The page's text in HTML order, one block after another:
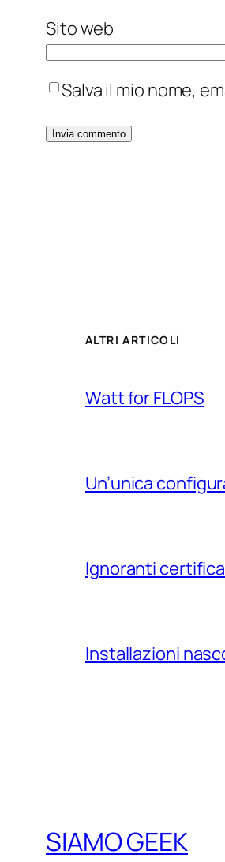
Sito web
Salva il mio nome,
ALTRI ARTICOLI
Watt for FLOPS
Un’unica
Ignoranti
Installazioni
SIAMO GEEK